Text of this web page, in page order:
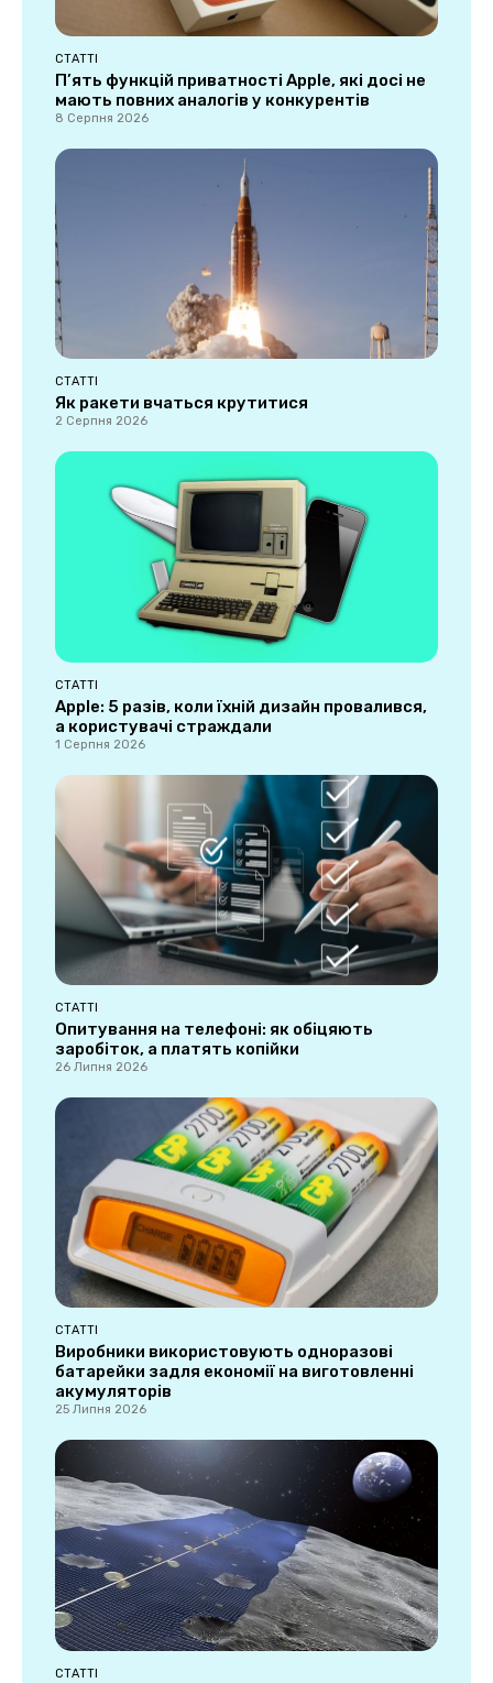
СТАТТІ
П’ять функцій приватності Apple, які досі не
мають повних аналогів у конкурентів
8 Серпня 2026
СТАТТІ
Як ракети вчаться крутитися
2 Серпня 2026
СТАТТІ
Apple: 5 разів, коли їхній дизайн провалився,
а користувачі страждали
1 Серпня 2026
СТАТТІ
Опитування на телефоні: як обіцяють
заробіток, а платять копійки
26 Липня 2026
СТАТТІ
Виробники використовують одноразові
батарейки задля економії на виготовленні
акумуляторів
25 Липня 2026
СТАТТІ